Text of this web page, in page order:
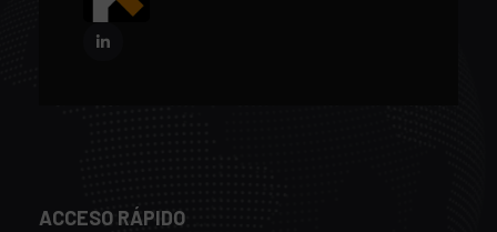
ACCESO RÁPIDO